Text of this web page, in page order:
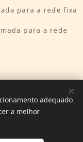
para a rede fixa
para a rede
Cookies
adequado
a melhor